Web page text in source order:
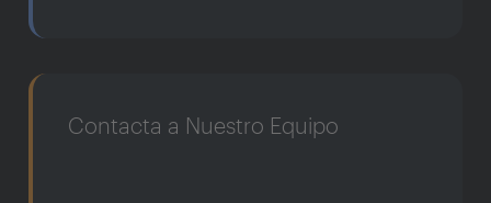
Contacta a Nuestro Equipo